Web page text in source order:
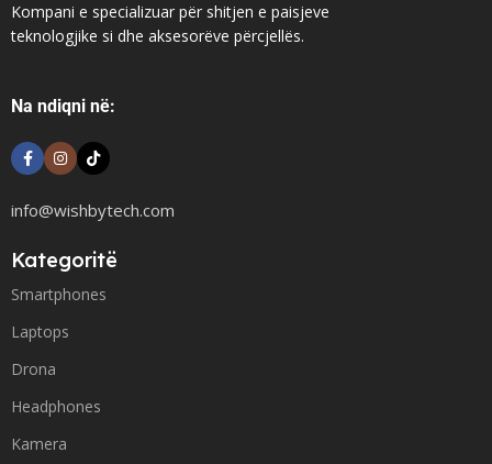
Kompani e specializuar për shitjen e paisjeve
teknologjike si dhe aksesorëve përcjellës.
Na ndiqni në:
info@wishbytech.com
Kategoritë
Smartphones
Laptops
Drona
Headphones
Kamera